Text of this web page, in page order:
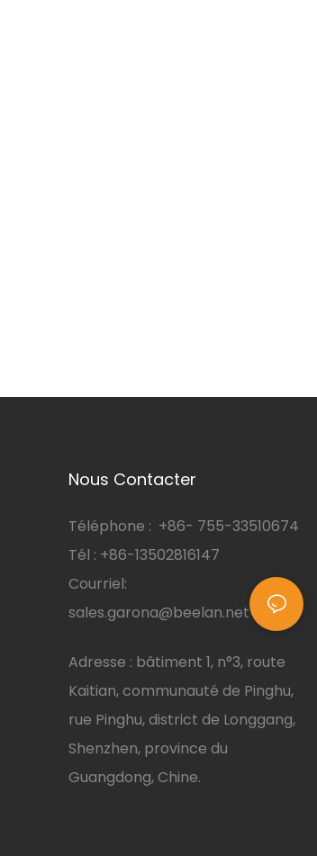
Nous Contacter
Téléphone : +86- 755-33510674
Tél : +86-13502816147
Courriel:
sales.garona@beelan.net
Adresse : bâtiment 1, n°3, route
Kaitian, communauté de Pinghu,
rue Pinghu, district de Longgang,
Shenzhen, province du
Guangdong, Chine.